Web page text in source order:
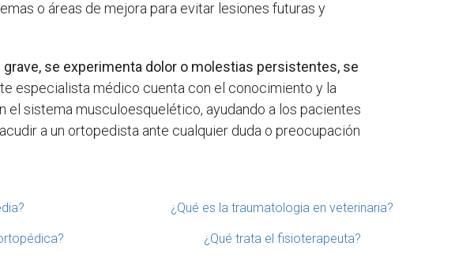
o áreas de mejora para evitar lesiones futuras y
se experimenta dolor o molestias persistentes, se
especialista médico cuenta con el conocimiento y la
sistema musculoesquelético, ayudando a los pacientes
a un ortopedista ante cualquier duda o preocupación
¿Qué es la traumatologia en veterinaria?
¿Qué trata el fisioterapeuta?